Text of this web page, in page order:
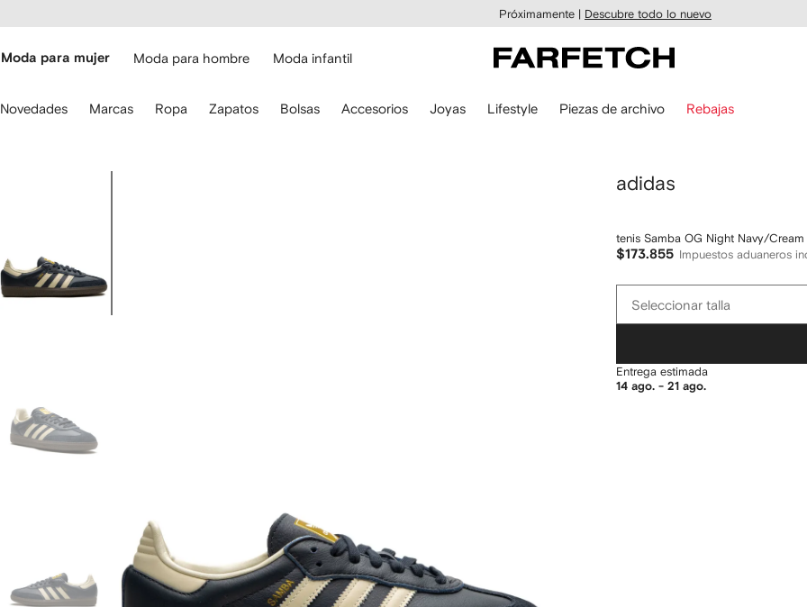
Próximamente | Descubre todo lo nuevo
Moda para mujer Moda para hombre Moda infantil
Novedades Marcas Ropa Zapatos Bolsas Accesorios Joyas Lifestyle Piezas de archivo Rebajas
adidas
tenis Samba OG Night Navy/Cream
$173.855 Impuestos aduaneros
tallaSeleccionar talla
Entrega estimada
14 ago. - 21 ago.